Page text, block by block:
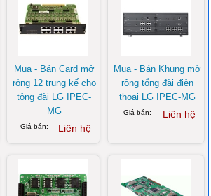
Mua - Bán Card mở
rộng 12 trung kế cho
tông đài LG IPEC-
MG
Giá bán: Liên hệ
Mua - Bán Khung mở
rộng tổng đài điện
thoại LG IPEC-MG
Giá bán: Liên hệ